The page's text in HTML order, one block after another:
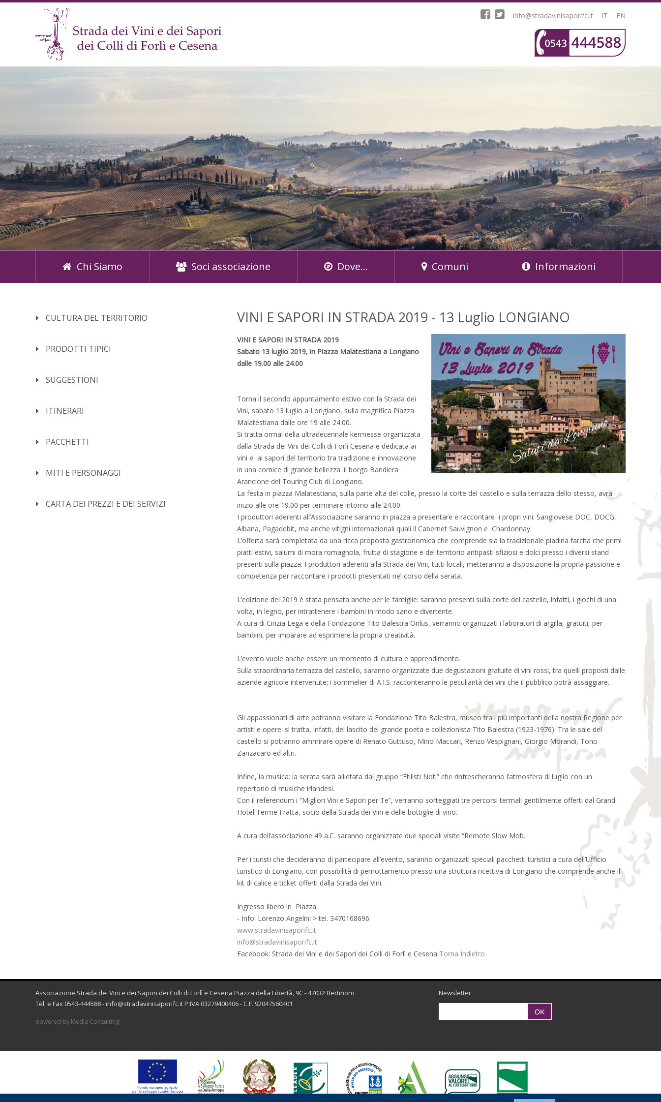
info@stradavinisaporifc.it IT EN
Chi Siamo Soci associazione Dove... Comuni Informazioni
CULTURA DEL TERRITORIO
PRODOTTI TIPICI
SUGGESTIONI
ITINERARI
PACCHETTI
MITI E PERSONAGGI
CARTA DEI PREZZI E DEI SERVIZI
VINI E SAPORI IN STRADA 2019 - 13 Luglio LONGIANO
VINI E SAPORI IN STRADA 2019
Sabato 13 luglio 2019, in Piazza Malatestiana a Longiano
dalle 19.00 alle 24.00
Torna il secondo appuntamento estivo con la Strada dei
Vini, sabato 13 luglio a Longiano, sulla magnifica Piazza
Malatestiana dalle ore 19 alle 24.00.
Si tratta ormai della ultradecennale kermesse organizzata
dalla Strada dei Vini dei Colli di Forlì Cesena e dedicata ai
vini e ai sapori del territorio tra tradizione e innovazione
in una cornice di grande bellezza: il borgo Bandiera
Arancione del Touring Club di Longiano.
La festa in piazza Malatestiana, sulla parte alta del colle, presso la corte del castello e sulla terrazza dello stesso, avrà
inizio alle ore 19.00 per terminare intorno alle 24.00.
I produttori aderenti all’Associazione saranno in piazza a presentare e raccontare i propri vini: Sangiovese DOC, DOCG,
Albana, Pagadebit, ma anche vitigni internazionali quali il Cabernet Sauvignon e Chardonnay.
L’offerta sarà completata da una ricca proposta gastronomica che comprende sia la tradizionale piadina farcita che primi
piatti estivi, salumi di mora romagnola, frutta di stagione e del territorio antipasti sfiziosi e dolci presso i diversi stand
presenti sulla piazza. I produttori aderenti alla Strada dei Vini, tutti locali, metteranno a disposizione la propria passione e
competenza per raccontare i prodotti presentati nel corso della serata.
L’edizione del 2019 è stata pensata anche per le famiglie: saranno presenti sulla corte del castello, infatti, i giochi di una
volta, in legno, per intrattenere i bambini in modo sano e divertente.
A cura di Cinzia Lega e della Fondazione Tito Balestra Onlus, verranno organizzati i laboratori di argilla, gratuiti, per
bambini, per imparare ad esprimere la propria creatività.
L’evento vuole anche essere un momento di cultura e apprendimento.
Sulla straordinaria terrazza del castello, saranno organizzate due degustazioni gratuite di vini rossi, tra quelli proposti dalle
aziende agricole intervenute; i sommelier di A.I.S. racconteranno le peculiarità dei vini che il pubblico potrà assaggiare.
Gli appassionati di arte potranno visitare la Fondazione Tito Balestra, museo tra i più importanti della nostra Regione per
artisti e opere: si tratta, infatti, del lascito del grande poeta e collezionista Tito Balestra (1923-1976). Tra le sale del
castello si potranno ammirare opere di Renato Guttuso, Mino Maccari, Renzo Vespignani, Giorgio Morandi, Tono
Zanzacaro ed altri.
Infine, la musica: la serata sarà allietata dal gruppo “Etilisti Noti” che rinfrescheranno l’atmosfera di luglio con un
repertorio di musiche irlandesi.
Con il referendum i “Migliori Vini e Sapori per Te”, verranno sorteggiati tre percorsi termali gentilmente offerti dal Grand
Hotel Terme Fratta, socio della Strada dei Vini e delle bottiglie di vino.
A cura dell’associazione 49 a.C. saranno organizzate due speciali visite “Remote Slow Mob.
Per i turisti che decideranno di partecipare all’evento, saranno organizzati speciali pacchetti turistici a cura dell’Ufficio
turistico di Longiano, con possibilità di pernottamento presso una struttura ricettiva di Longiano che comprende anche il
kit di calice e ticket offerti dalla Strada dei Vini.
Ingresso libero in Piazza.
- Info: Lorenzo Angelini > tel. 3470168696
www.stradavinisaporifc.it
info@stradavinisaporifc.it
Facebook: Strada dei Vini e dei Sapori dei Colli di Forlì e Cesena Torna Indietro
Associazione Strada dei Vini e dei Sapori dei Colli di Forlì e Cesena Piazza della Libertà, 9C - 47032 Bertinoro
Tel. e Fax 0543-444588 - info@stradavinisaporifc.it P.IVA 03279400406 - C.F. 92047560401
powered by Media Consulting
Newsletter